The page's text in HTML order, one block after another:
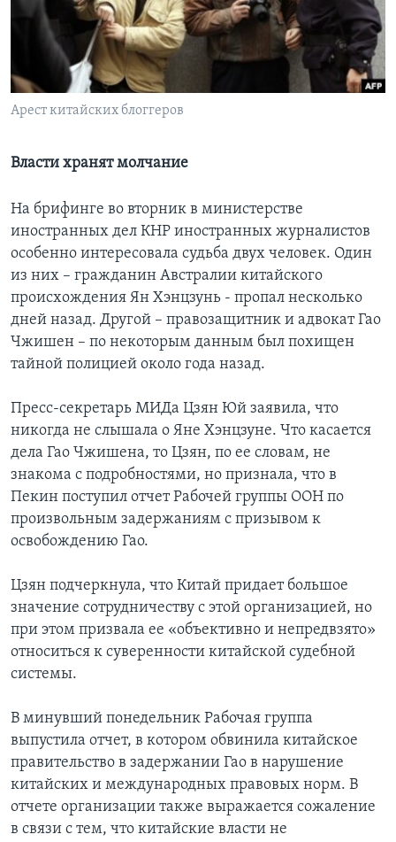
Learning English
СОЦИАЛЬНЫЕ СЕТИ
Языки
Арест китайских блоггеров
Власти хранят молчание
На брифинге во вторник в министерстве
иностранных дел КНР иностранных журналистов
особенно интересовала судьба двух человек. Один
из них – гражданин Австралии китайского
происхождения Ян Хэнцзунь - пропал несколько
дней назад. Другой – правозащитник и адвокат Гао
Чжишен – по некоторым данным был похищен
тайной полицией около года назад.
Пресс-секретарь МИДа Цзян Юй заявила, что
никогда не слышала о Яне Хэнцзуне. Что касается
дела Гао Чжишена, то Цзян, по ее словам, не
знакома с подробностями, но признала, что в
Пекин поступил отчет Рабочей группы ООН по
произвольным задержаниям с призывом к
освобождению Гао.
Цзян подчеркнула, что Китай придает большое
значение сотрудничеству с этой организацией, но
при этом призвала ее «объективно и непредвзято»
относиться к суверенности китайской судебной
системы.
В минувший понедельник Рабочая группа
выпустила отчет, в котором обвинила китайское
правительство в задержании Гао в нарушение
китайских и международных правовых норм. В
отчете организации также выражается сожаление
в связи с тем, что китайские власти не